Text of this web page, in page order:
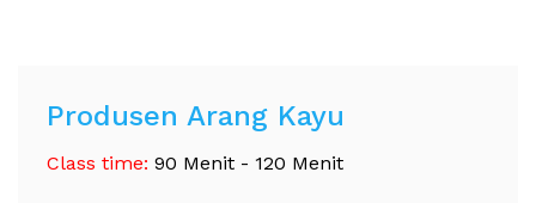
Produsen Arang Kayu
Class time: 90 Menit - 120 Menit